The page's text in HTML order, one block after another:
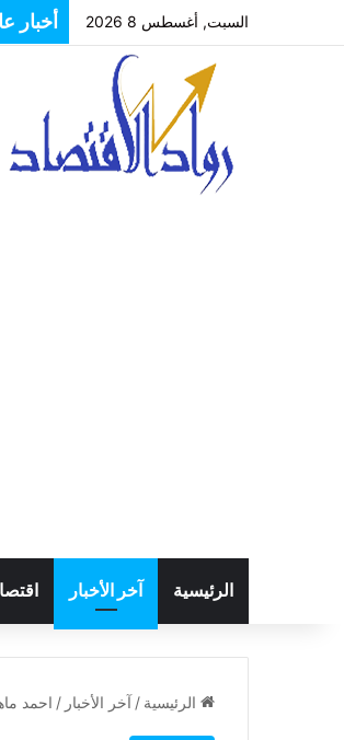
السبت, أغسطس 8 2026 أخبار
الرئيسية آخر الأخبار
الرئيسية / آخر الأخبار / احمد